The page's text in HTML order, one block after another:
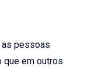
as pessoas
que em outros